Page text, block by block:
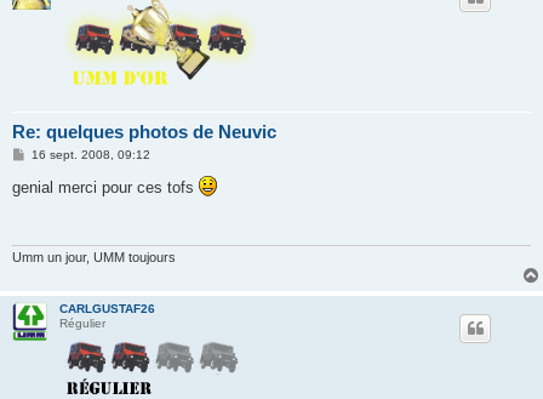
Re: quelques photos de Neuvic
M
s
16 sept. 2008, 09:12
genial merci pour ces tofs
Umm un jour, UMM toujours
CARLGUSTAF26
Régulier